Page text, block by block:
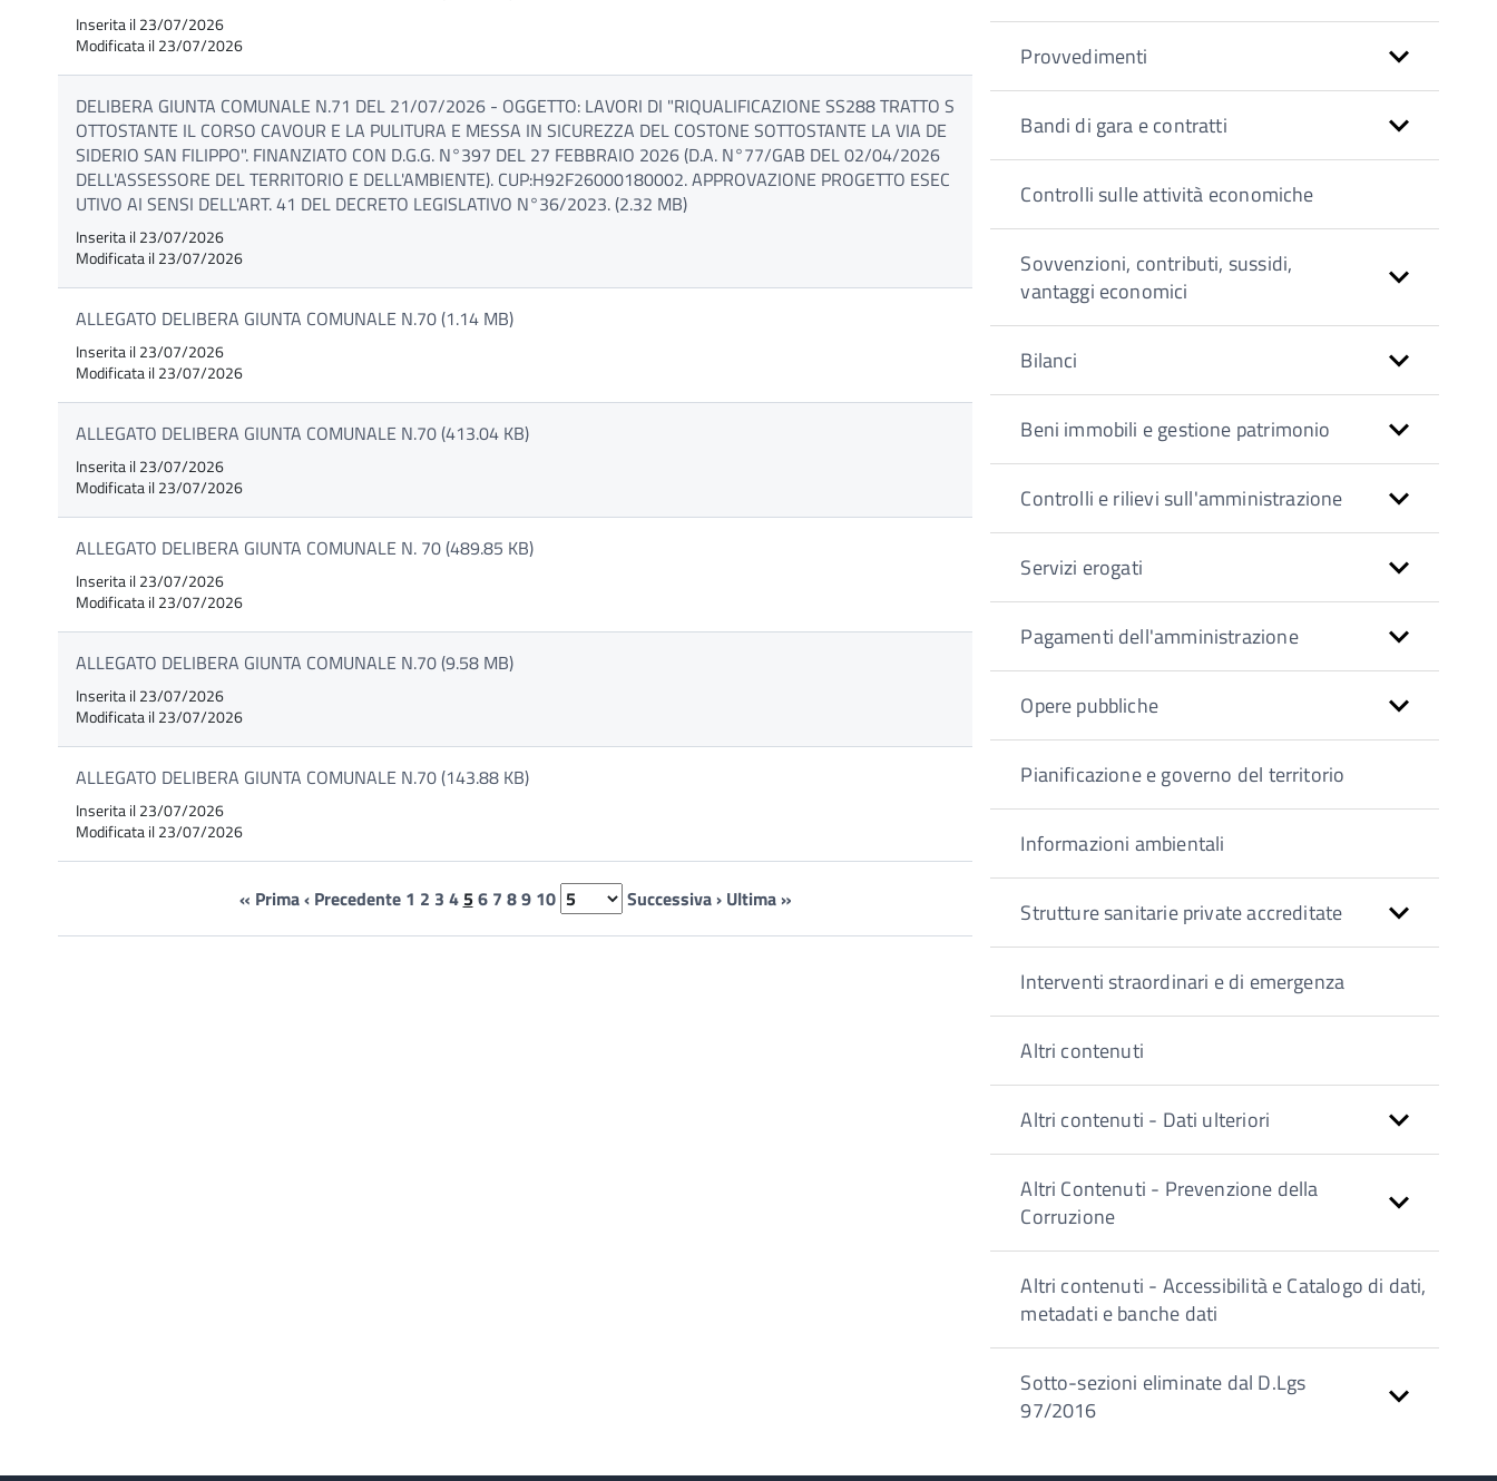
Inserita il 23/07/2026
Modificata il 23/07/2026
DELIBERA GIUNTA COMUNALE N.71 DEL 21/07/2026 - OGGETTO: LAVORI DI "RIQUALIFICAZIONE SS288 TRATTO S
OTTOSTANTE IL CORSO CAVOUR E LA PULITURA E MESSA IN SICUREZZA DEL COSTONE SOTTOSTANTE LA VIA DE
SIDERIO SAN FILIPPO". FINANZIATO CON D.G.G. N°397 DEL 27 FEBBRAIO 2026 (D.A. N°77/GAB DEL 02/04/2026
DELL'ASSESSORE DEL TERRITORIO E DELL'AMBIENTE). CUP:H92F26000180002. APPROVAZIONE PROGETTO ESEC
UTIVO AI SENSI DELL'ART. 41 DEL DECRETO LEGISLATIVO N°36/2023. (2.32 MB)
Inserita il 23/07/2026
Modificata il 23/07/2026
ALLEGATO DELIBERA GIUNTA COMUNALE N.70 (1.14 MB)
Inserita il 23/07/2026
Modificata il 23/07/2026
ALLEGATO DELIBERA GIUNTA COMUNALE N.70 (413.04 KB)
Inserita il 23/07/2026
Modificata il 23/07/2026
ALLEGATO DELIBERA GIUNTA COMUNALE N. 70 (489.85 KB)
Inserita il 23/07/2026
Modificata il 23/07/2026
ALLEGATO DELIBERA GIUNTA COMUNALE N.70 (9.58 MB)
Inserita il 23/07/2026
Modificata il 23/07/2026
ALLEGATO DELIBERA GIUNTA COMUNALE N.70 (143.88 KB)
Inserita il 23/07/2026
Modificata il 23/07/2026
« Prima‹ Precedente 1 2 3 4 56 7 89 10 Successiva › Ultima »
Provvedimenti
Bandi di gara e contratti
Controlli sulle attività economiche
Sovvenzioni, contributi, sussidi,
vantaggi economici
Bilanci
Beni immobili e gestione patrimonio
Controlli e rilievi sull'amministrazione
Servizi erogati
Pagamenti dell'amministrazione
Opere pubbliche
Pianificazione e governo del territorio
Informazioni ambientali
Strutture sanitarie private accreditate
Interventi straordinari e di emergenza
Altri contenuti
Altri contenuti - Dati ulteriori
Altri Contenuti - Prevenzione della
Corruzione
Altri contenuti - Accessibilità e Catalogo di dati,
metadati e banche dati
Sotto-sezioni eliminate dal D.Lgs
97/2016